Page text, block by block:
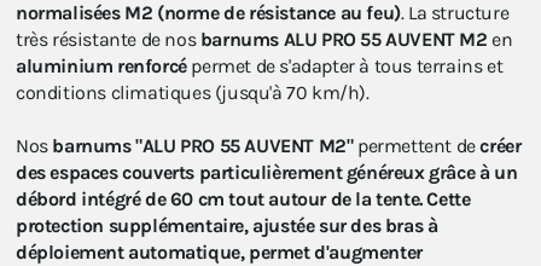
normalisées M2 (norme de résistance au feu). La structure
très résistante de nos barnums ALU PRO 55 AUVENT M2 en
aluminium renforcépermet de s'adapter à tous terrains et
conditions climatiques (jusqu'à 70 km/h).
Nos barnums "ALU PRO 55 AUVENT M2" permettent decréer
des espaces couverts particulièrement généreux grâce à un
débord intégréde 60 cm tout autour de la tente. Cette
protection supplémentaire, ajustée sur des bras à
déploiement automatique, permet d'augmenter